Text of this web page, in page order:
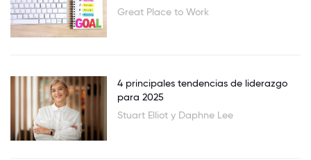
Great Place to Work
4 principales tendencias de liderazgo
para 2025
Stuart Elliot y Daphne Lee